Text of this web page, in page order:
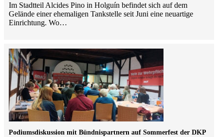
Im Stadtteil Alcides Pino in Holguín befindet sich auf dem
Gelände einer ehemaligen Tankstelle seit Juni eine neuartige
Einrichtung. Wo…
Podiumsdiskussion mit Bündnispartnern auf Sommerfest der DKP